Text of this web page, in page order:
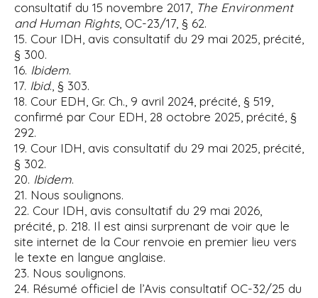
consultatif du 15 novembre 2017, The Environment
and Human Rights, OC-23/17, § 62.
15. Cour IDH, avis consultatif du 29 mai 2025, précité,
§ 300.
16. Ibidem.
17. Ibid., § 303.
18. Cour EDH, Gr. Ch., 9 avril 2024, précité, § 519,
confirmé par Cour EDH, 28 octobre 2025, précité, §
292.
19. Cour IDH, avis consultatif du 29 mai 2025, précité,
§ 302.
20. Ibidem.
21. Nous soulignons.
22. Cour IDH, avis consultatif du 29 mai 2026,
précité, p. 218. Il est ainsi surprenant de voir que le
site internet de la Cour renvoie en premier lieu vers
le texte en langue anglaise.
23. Nous soulignons.
24. Résumé officiel de l’Avis consultatif OC-32/25 du